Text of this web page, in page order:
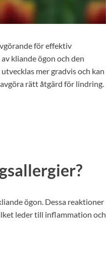
för effektiv
kliande ögon och den
mer gradvis och kan
rätt åtgärd för lindring.
ögon. Dessa reaktioner
leder till inflammation och